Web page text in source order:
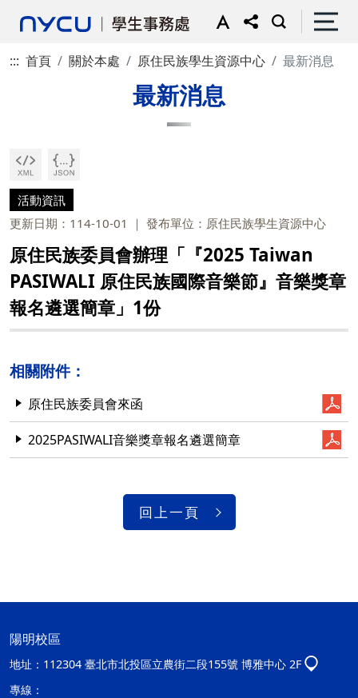
::: 首頁 關於本處 原住民族學生資源中心 最新消息
最新消息
活動資訊
更新日期：114-10-01
發布單位：原住民族學生資源中心
原住民族委員會辦理「『2025 Taiwan
PASIWALI 原住民族國際音樂節』音樂獎章
報名遴選簡章」1份
相關附件：
原住民族委員會來函
2025PASIWALI音樂獎章報名遴選簡章
回上一頁
陽明校區
地址： 112304 臺北市北投區立農街二段155號 博雅中心 2F
專線：